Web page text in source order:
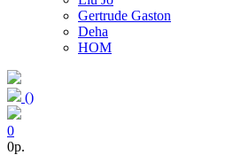
Gertrude Gaston
Deha
HOM
()
0
0p.